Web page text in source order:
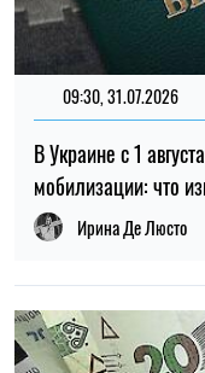
09:30, 31.07.2026
В Украине с 1
мобилизации: что
Ирина Де Люсто